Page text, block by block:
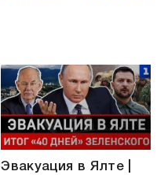
Эвакуация в Ялте |